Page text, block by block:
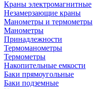
Краны электромагнитные
Незамерзающие краны
Манометры и термометры
Манометры
Принадлежности
Термоманометры
Термометры
Накопительные емкости
Баки прямоугольные
Баки подземные